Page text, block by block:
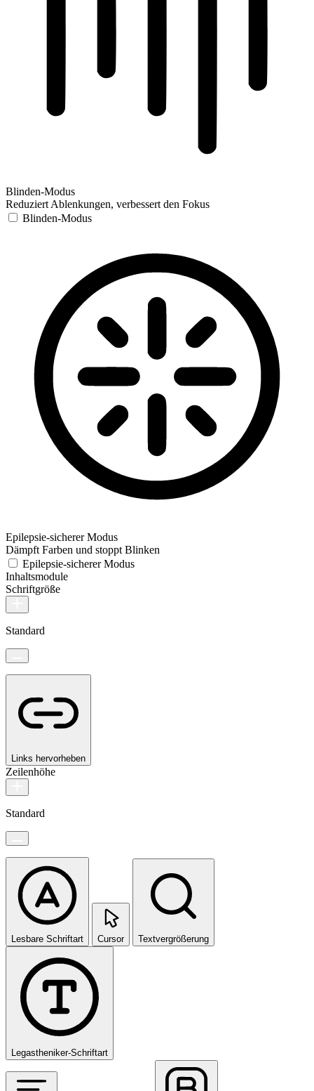
Blinden-Modus
Reduziert Ablenkungen, verbessert den Fokus
Blinden-Modus
Epilepsie-sicherer Modus
Dämpft Farben und stoppt Blinken
Epilepsie-sicherer Modus
Inhaltsmodule
Schriftgröße
Standard
Links hervorheben
Zeilenhöhe
Standard
Lesbare Schriftart Cursor Textvergrößerung
Legastheniker-Schriftart